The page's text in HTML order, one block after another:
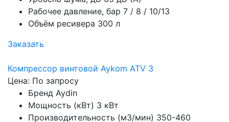
Рабочее давление, бар 7 / 8 / 10/13
Объём ресивера 300 л
Заказать
Компрессор винтовой Aykom ATV 3
Цена: По запросу
Бренд Aydin
Мощность (кВт) 3 кВт
Производительность (м3/мин) 350-460